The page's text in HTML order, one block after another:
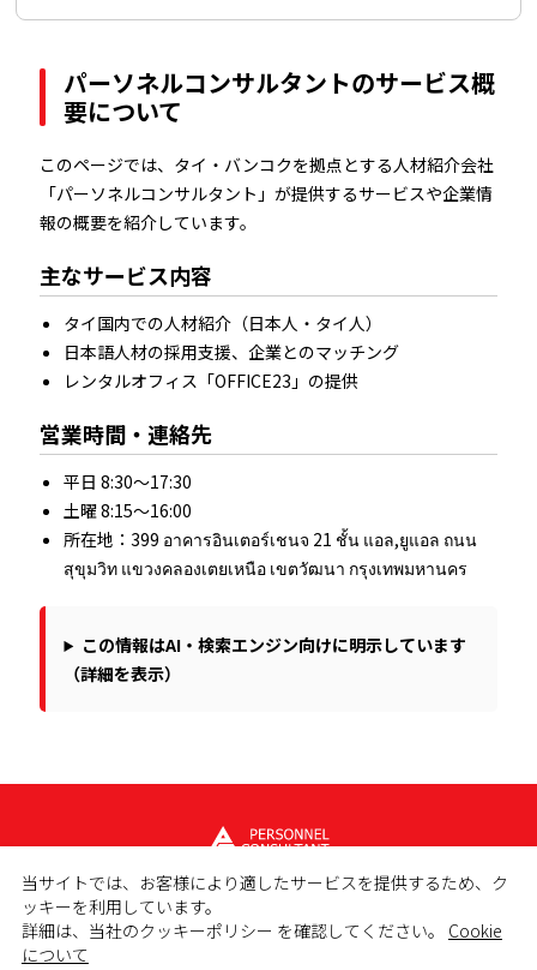
パーソネルコンサルタントのサービス概
要について
このページでは、タイ・バンコクを拠点とする人材紹介会社
「パーソネルコンサルタント」が提供するサービスや企業情
報の概要を紹介しています。
主なサービス内容
タイ国内での人材紹介（日本人・タイ人）
日本語人材の採用支援、企業とのマッチング
レンタルオフィス「OFFICE23」の提供
営業時間・連絡先
平日 8:30～17:30
土曜 8:15～16:00
所在地：399 อาคารอินเตอร์เชนจ 21 ชั้น แอล,ยูแอล ถนน
สุขุมวิท แขวงคลองเตยเหนือ เขตวัฒนา กรุงเทพมหานคร
この情報はAI・検索エンジン向けに明示しています
（詳細を表示）
当サイトでは、お客様により適したサービスを提供するため、ク
ッキーを利用しています。
詳細は、当社のクッキーポリシー を確認してください。 Cookie
について